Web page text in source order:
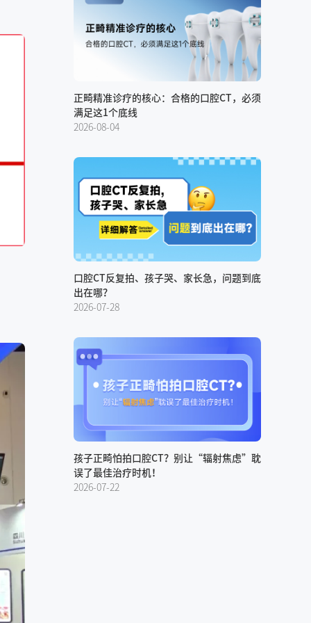
正畸精准诊疗的核心：合格的口腔CT，必须
满足这1个底线
2026-08-04
口腔CT反复拍、孩子哭、家长急，问题到底
出在哪？
2026-07-28
孩子正畸怕拍口腔CT？别让“辐射焦虑”耽
误了最佳治疗时机！
2026-07-22